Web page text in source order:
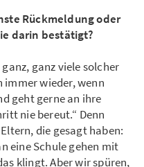
Rückmeldung oder
darin bestätigt?
ganz viele solcher
wieder, wenn
geht gerne an ihre
nie bereut.“ Denn
die gesagt haben:
eine Schule gehen mit
klingt. Aber wir spüren,